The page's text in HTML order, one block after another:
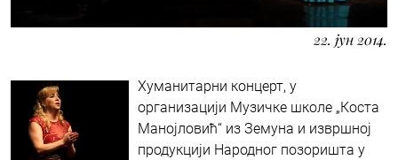
22. јун 2014.
Хуманитарни концерт, у
организацији Музичке школе „Коста
Манојловић“ из Земуна и извршној
продукцији Народног позоришта у